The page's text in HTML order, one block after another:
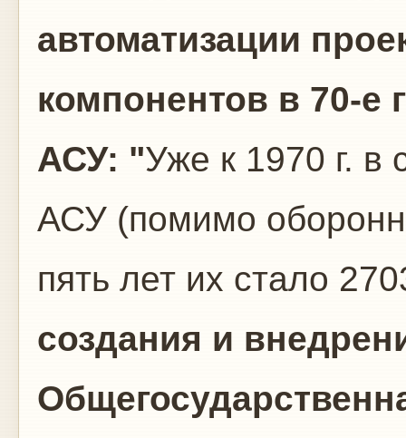
автоматизации
компонентов в 70-е
АСУ: "Уже к 1970 г. в
АСУ (помимо
пять лет их стало
создания и